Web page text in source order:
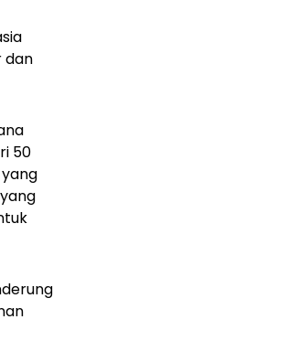
dan
50